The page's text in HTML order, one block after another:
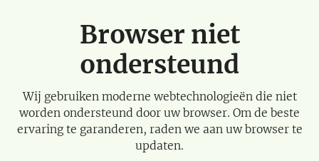
Browser niet
ondersteund
Wij gebruiken moderne webtechnologieën die niet
worden ondersteund door uw browser. Om de beste
ervaring te garanderen, raden we aan uw browser te
updaten.